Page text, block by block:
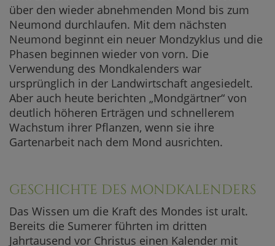
über den wieder abnehmenden Mond bis zum
Neumond durchlaufen. Mit dem nächsten
Neumond beginnt ein neuer Mondzyklus und die
Phasen beginnen wieder von vorn. Die
Verwendung des Mondkalenders war
ursprünglich in der Landwirtschaft angesiedelt.
Aber auch heute berichten „Mondgärtner“ von
deutlich höheren Erträgen und schnellerem
Wachstum ihrer Pflanzen, wenn sie ihre
Gartenarbeit nach dem Mond ausrichten.
GESCHICHTE DES MONDKALENDERS
Das Wissen um die Kraft des Mondes ist uralt.
Bereits die Sumerer führten im dritten
Jahrtausend vor Christus einen Kalender mit